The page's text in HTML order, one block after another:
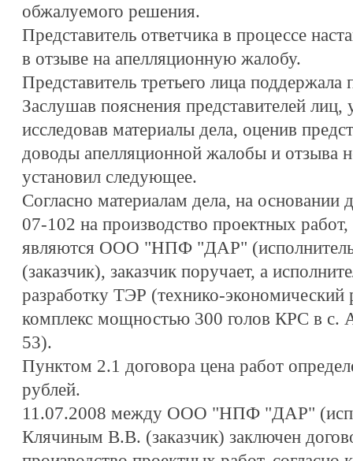
обжалуемого решения.
Представитель ответчика в процессе
в отзыве на апелляционную жалобу.
Представитель третьего лица поддержала
Заслушав пояснения представителей
исследовав материалы дела, оценив
доводы апелляционной жалобы и отзыва
установил следующее.
Согласно материалам дела, на основании
07-102 на производство проектных
являются ООО "НПФ "ДАР"
(заказчик), заказчик поручает, а
разработку ТЭР (технико-
комплекс мощностью 300 голов КРС в с.
53).
Пунктом 2.1 договора цена работ
рублей.
11.07.2008 между ООО "НПФ "ДАР"
Клячиным В.В. (заказчик) заключен